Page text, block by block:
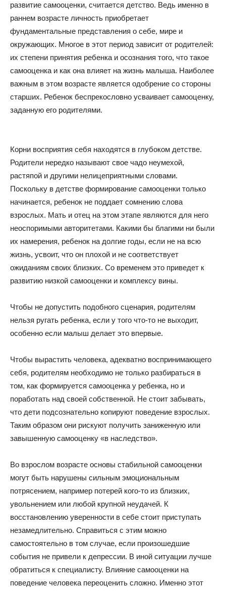
развитие самооценки, считается детство. Ведь именно в
раннем возрасте личность приобретает
фундаментальные представления о себе, мире и
окружающих. Многое в этот период зависит от родителей:
их степени принятия ребенка и осознания того, что такое
самооценка и как она влияет на жизнь малыша. Наиболее
важным в этом возрасте является одобрение со стороны
старших. Ребенок беспрекословно усваивает самооценку,
заданную его родителями.
Корни восприятия себя находятся в глубоком детстве.
Родители нередко называют свое чадо неумехой,
растяпой и другими нелицеприятными словами.
Поскольку в детстве формирование самооценки только
начинается, ребенок не поддает сомнению слова
взрослых. Мать и отец на этом этапе являются для него
неоспоримыми авторитетами. Какими бы благими ни были
их намерения, ребенок на долгие годы, если не на всю
жизнь, усвоит, что он плохой и не соответствует
ожиданиям своих близких. Со временем это приведет к
развитию низкой самооценки и комплексу вины.
Чтобы не допустить подобного сценария, родителям
нельзя ругать ребенка, если у того что-то не выходит,
особенно если малыш делает это впервые.
Чтобы вырастить человека, адекватно воспринимающего
себя, родителям необходимо не только разбираться в
том, как формируется самооценка у ребенка, но и
поработать над своей собственной. Не стоит забывать,
что дети подсознательно копируют поведение взрослых.
Таким образом они рискуют получить заниженную или
завышенную самооценку «в наследство».
Во взрослом возрасте основы стабильной самооценки
могут быть нарушены сильным эмоциональным
потрясением, например потерей кого-то из близких,
увольнением или любой крупной неудачей. К
восстановлению уверенности в себе стоит приступать
незамедлительно. Справиться с этим можно
самостоятельно в том случае, если произошедшие
события не привели к депрессии. В иной ситуации лучше
обратиться к специалисту. Влияние самооценки на
поведение человека переоценить сложно. Именно этот